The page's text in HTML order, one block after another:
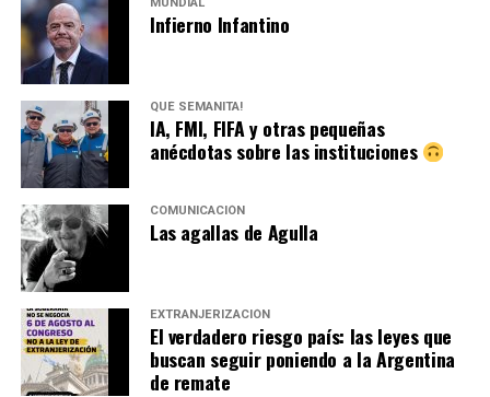
Infierno Infantino
QUÉ SEMANITA!
IA, FMI, FIFA y otras pequeñas
anécdotas sobre las instituciones
COMUNICACIÓN
Las agallas de Agulla
EXTRANJERIZACIÓN
El verdadero riesgo país: las leyes que
buscan seguir poniendo a la Argentina
de remate